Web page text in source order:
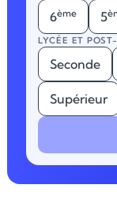
6ème 5
LYCÉE ET
Seconde
Supérieur